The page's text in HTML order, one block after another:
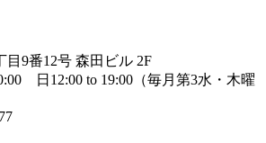
9番12号 森田ビル 2F
日12:00 to 19:00（毎月第3水・木曜